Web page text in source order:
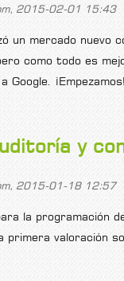
2015-02-01 15:43
un mercado nuevo
como todo es
Google.
y
2015-01-18 12:57
la programación
valoración